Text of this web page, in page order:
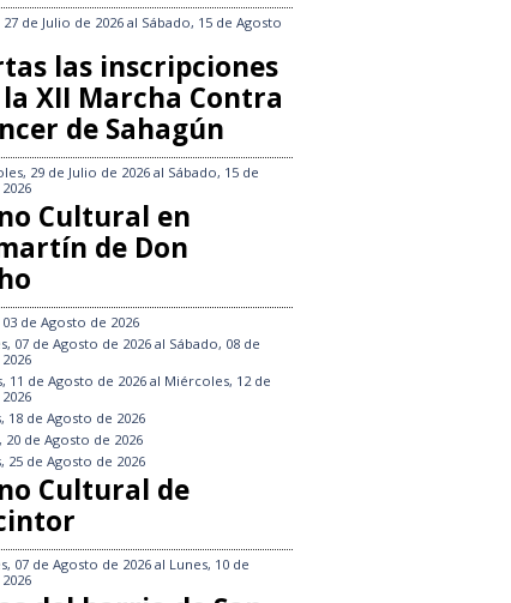
27 de Julio de 2026al Sábado, 15 de Agosto
las inscripciones
XII Marcha Contra
de Sahagún
29 de Julio de 2026al Sábado, 15 de
Cultural en
de Don
de Agosto de 2026
07 de Agosto de 2026 al Sábado, 08 de
11 de Agosto de 2026 al Miércoles, 12 de
18 de Agosto de 2026
20 de Agosto de 2026
25 de Agosto de 2026
Cultural de
07 de Agosto de 2026 al Lunes, 10 de